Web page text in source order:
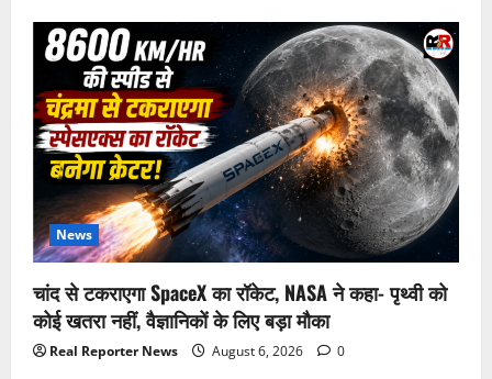
News
चांद से टकराएगा SpaceX का रॉकेट, NASA ने कहा- पृथ्वी को
कोई खतरा नहीं, वैज्ञानिकों के लिए बड़ा मौका
Real Reporter News August 6, 2026 0